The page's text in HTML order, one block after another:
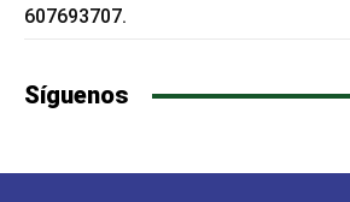
607693707.
Síguenos